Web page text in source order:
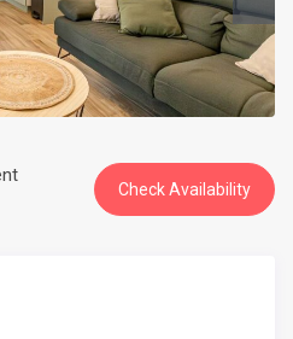
Check Availability